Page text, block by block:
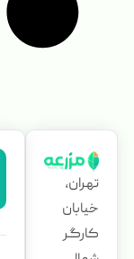
تهران،
خیابان
کارگر